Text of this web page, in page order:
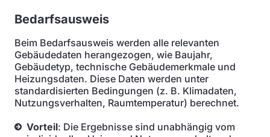
Bedarfsausweis
Beim Bedarfsausweis werden alle relevanten
Gebäudedaten herangezogen, wie Baujahr,
Gebäudetyp, technische Gebäudemerkmale und
Heizungsdaten. Diese Daten werden unter
standardisierten Bedingungen (z. B. Klimadaten,
Nutzungsverhalten, Raumtemperatur) berechnet.
Vorteil: Die Ergebnisse sind unabhängig vom